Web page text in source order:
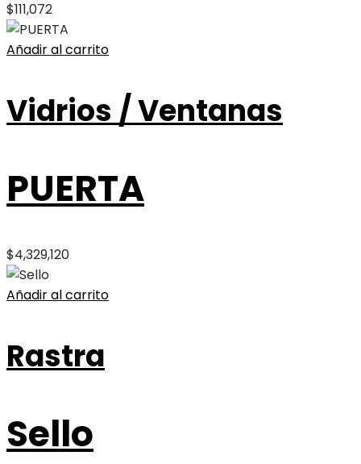
$111,072
Añadir al carrito
Vidrios / Ventanas
PUERTA
$4,329,120
Añadir al carrito
Rastra
Sello